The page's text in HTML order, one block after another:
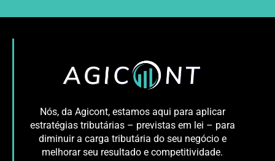
Nós, da Agicont, estamos aqui para aplicar
estratégias tributárias – previstas em lei – para
diminuir a carga tributária do seu negócio e
melhorar seu resultado e competitividade.